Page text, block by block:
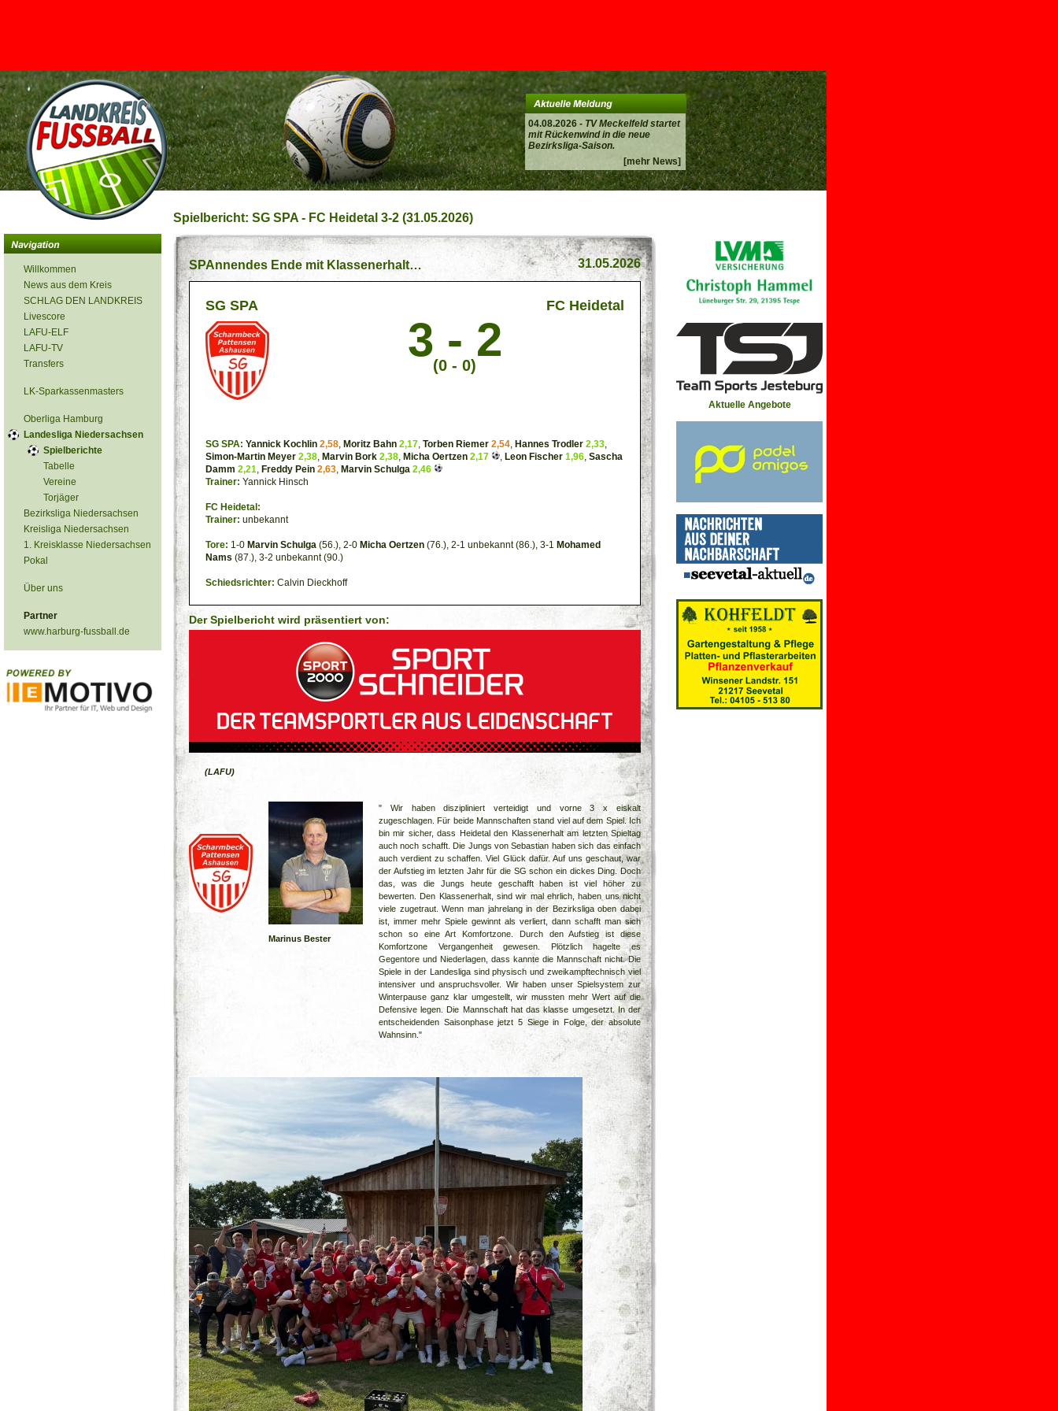
04.08.2026 - TV Meckelfeld startet
mit Rückenwind in die neue
Bezirksliga-Saison.
[mehr News]
<
Willkommen
News aus dem Kreis
SCHLAG DEN LANDKREIS
Livescore
LAFU-ELF
LAFU-TV
Transfers
LK-Sparkassenmasters
Oberliga Hamburg
Landesliga Niedersachsen
Spielberichte
Tabelle
Vereine
Torjäger
Bezirksliga Niedersachsen
Kreisliga Niedersachsen
1. Kreisklasse Niedersachsen
Pokal
Über uns
Partner
www.harburg-fussball.de
Spielbericht: SG SPA - FC Heidetal 3-2 (31.05.2026)
SPAnnendes Ende mit Klassenerhalt… 31.05.2026
SG SPA FC Heidetal
3 - 2
(0 - 0)
SG SPA: Yannick Kochlin 2,58, Moritz Bahn 2,17, Torben Riemer 2,54, Hannes Trodler 2,33,
Simon-Martin Meyer 2,38, Marvin Bork 2,38, Micha Oertzen 2,17 , Leon Fischer 1,96, Sascha
Damm 2,21, Freddy Pein 2,63, Marvin Schulga 2,46
Trainer: Yannick Hinsch
FC Heidetal:
Trainer: unbekannt
Tore: 1-0 Marvin Schulga (56.), 2-0 Micha Oertzen (76.), 2-1 unbekannt (86.), 3-1 Mohamed
Nams (87.), 3-2 unbekannt (90.)
Schiedsrichter: Calvin Dieckhoff
Der Spielbericht wird präsentiert von:
(LAFU)
Marinus Bester
" Wir haben diszipliniert verteidigt und vorne 3 x eiskalt
zugeschlagen. Für beide Mannschaften stand viel auf dem Spiel. Ich
bin mir sicher, dass Heidetal den Klassenerhalt am letzten Spieltag
auch noch schafft. Die Jungs von Sebastian haben sich das einfach
auch verdient zu schaffen. Viel Glück dafür. Auf uns geschaut, war
der Aufstieg im letzten Jahr für die SG schon ein dickes Ding. Doch
das, was die Jungs heute geschafft haben ist viel höher zu
bewerten. Den Klassenerhalt, sind wir mal ehrlich, haben uns nicht
viele zugetraut. Wenn man jahrelang in der Bezirksliga oben dabei
ist, immer mehr Spiele gewinnt als verliert, dann schafft man sich
schon so eine Art Komfortzone. Durch den Aufstieg ist diese
Komfortzone Vergangenheit gewesen. Plötzlich hagelte es
Gegentore und Niederlagen, dass kannte die Mannschaft nicht. Die
Spiele in der Landesliga sind physisch und zweikampftechnisch viel
intensiver und anspruchsvoller. Wir haben unser Spielsystem zur
Winterpause ganz klar umgestellt, wir mussten mehr Wert auf die
Defensive legen. Die Mannschaft hat das klasse umgesetzt. In der
entscheidenden Saisonphase jetzt 5 Siege in Folge, der absolute
Wahnsinn."
Aktuelle Angebote